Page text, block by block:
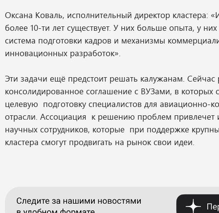
Оксана Коваль, исполнительный директор кластера:
более 10-ти лет существует. У них больше опыта, у
система подготовки кадров и механизмы
инновационных разработок».
Эти задачи ещё предстоит решать калужанам. Сейчас
консолидированное соглашение с ВУЗами, в которых
целевую подготовку специалистов для авиационно-
отрасли. Ассоциация к решению проблем
научных сотрудников, которые при поддержке
кластера смогут продвигать на рынок свои идеи.